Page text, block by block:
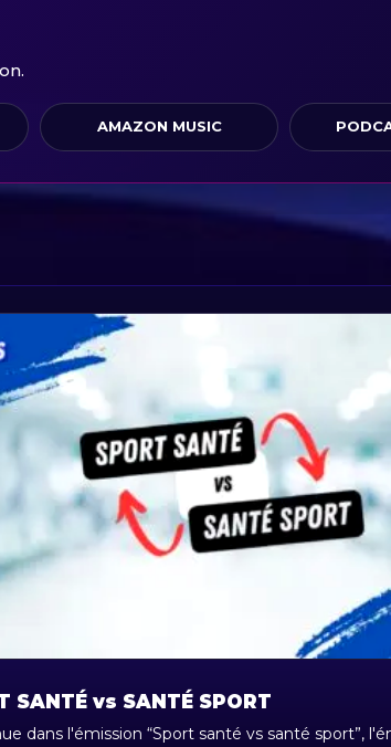
AMAZON MUSIC
SANTÉ vs SANTÉ SPORT
dans l'émission “Sport santé vs santé sport”,